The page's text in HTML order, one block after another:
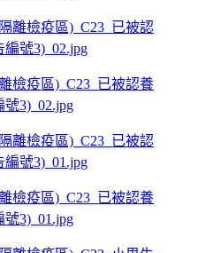
檢疫區)_C23_已被認養
3)_02.jpg
檢疫區)_C23_已被認養
3)_01.jpg